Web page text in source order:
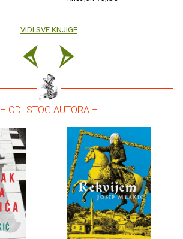
VIDI SVE KNJIGE
– OD ISTOG AUTORA –